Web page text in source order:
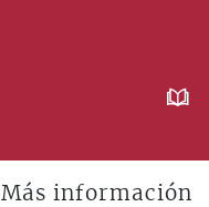
Más información